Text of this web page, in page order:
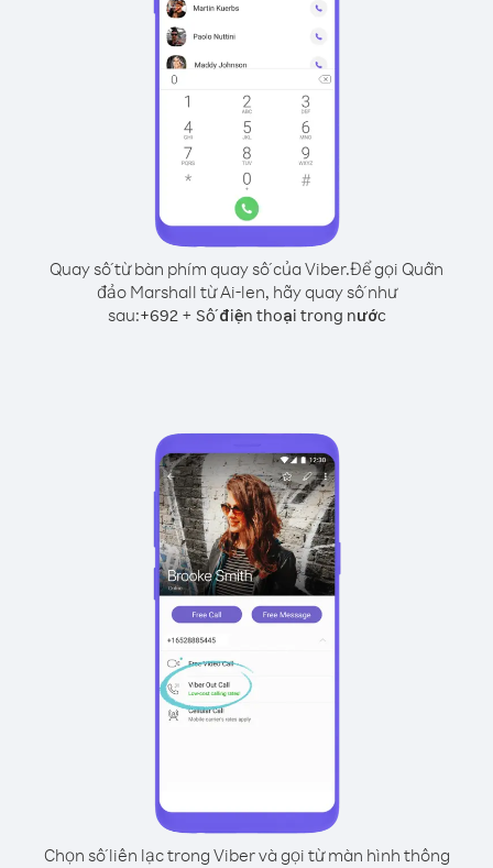
Quay số từ bàn phím quay số của Viber.Để gọi Quần
đảo Marshall từ Ai-len, hãy quay số như
sau:+692+ Số điện thoại trong nước
Chọn số liên lạc trong Viber và gọi từ màn hình thông